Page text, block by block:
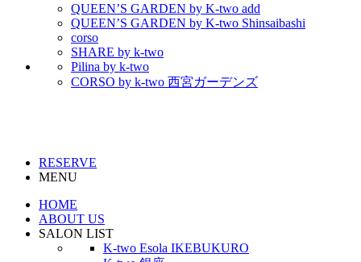
QUEEN’S GARDEN by K-two add
QUEEN’S GARDEN by K-two Shinsaibashi
corso
SHARE by k-two
Pilina by k-two
CORSO by k-two 西宮ガーデンズ
RESERVE
MENU
HOME
ABOUT US
SALON LIST
K-two Esola IKEBUKURO